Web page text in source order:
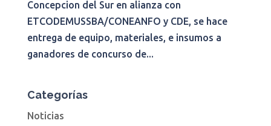
Concepcion del Sur en alianza con
ETCODEMUSSBA/CONEANFO y CDE, se hace
entrega de equipo, materiales, e insumos a
ganadores de concurso de...
Categorías
Noticias